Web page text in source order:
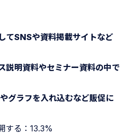
てSNSや資料掲載サイトなど
説明資料やセミナー資料の中で
グラフを入れ込むなど販促に
する：13.3%